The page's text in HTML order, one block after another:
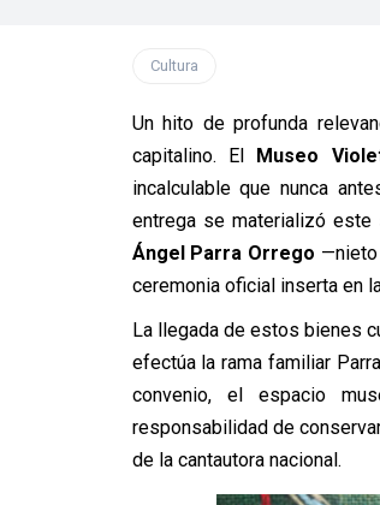
Cultura
Un hito de profunda
capitalino. El Museo
incalculable que nunca
entrega se materializó
Ángel Parra Orrego —nieto
ceremonia oficial inserta en
La llegada de estos bienes
efectúa la rama familiar
convenio, el espacio
responsabilidad de
de la cantautora nacional.